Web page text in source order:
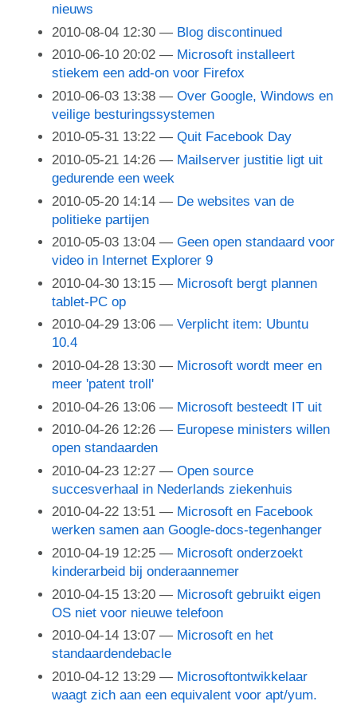
nieuws
2010-08-04 12:30
Blog discontinued
2010-06-10 20:02
Microsoft installeert
stiekem een add-on voor Firefox
2010-06-03 13:38
Over Google, Windows en
veilige besturingssystemen
2010-05-31 13:22
Quit Facebook Day
2010-05-21 14:26
Mailserver justitie ligt uit
gedurende een week
2010-05-20 14:14
De websites van de
politieke partijen
2010-05-03 13:04
Geen open standaard voor
video in Internet Explorer 9
2010-04-30 13:15
Microsoft bergt plannen
tablet-PC op
2010-04-29 13:06
Verplicht item: Ubuntu
10.4
2010-04-28 13:30
Microsoft wordt meer en
meer 'patent troll'
2010-04-26 13:06
Microsoft besteedt IT uit
2010-04-26 12:26
Europese ministers willen
open standaarden
2010-04-23 12:27
Open source
succesverhaal in Nederlands ziekenhuis
2010-04-22 13:51
Microsoft en Facebook
werken samen aan Google-docs-tegenhanger
2010-04-19 12:25
Microsoft onderzoekt
kinderarbeid bij onderaannemer
2010-04-15 13:20
Microsoft gebruikt eigen
OS niet voor nieuwe telefoon
2010-04-14 13:07
Microsoft en het
standaardendebacle
2010-04-12 13:29
Microsoftontwikkelaar
waagt zich aan een equivalent voor apt/yum.